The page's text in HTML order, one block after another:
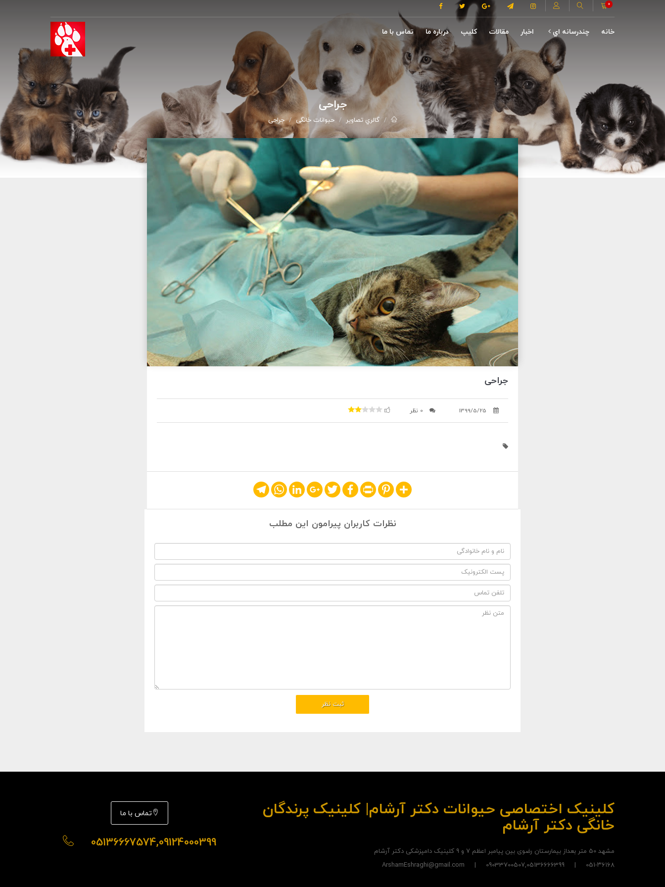
0
خانه چندرسانه اي اخبار مقالات کلیپ درباره ما تماس با ما
جراحی
گالري تصاوير حیوانات خانگی جراحی
جراحی
1399/5/25 0 نظر
Share
Pinterest
Print
Facebook
Twitter
Google+
LinkedIn
WhatsApp
Telegram
نظرات کاربران پیرامون این مطلب
کلینیک اختصاصی حیوانات دکتر آرشام| کلینیک پرندگان
خانگی دکتر آرشام
مشهد 50 متر بعداز بیمارستان رضوی بین پیامبر اعظم 7 و 9 کلینیک دامپزشکی دکتر آرشام
051-۳۶۱۶۸ | 09033700507,05136666399 | ArshamEshraghi@gmail.com
تماس با ما
05136667574,09124000399